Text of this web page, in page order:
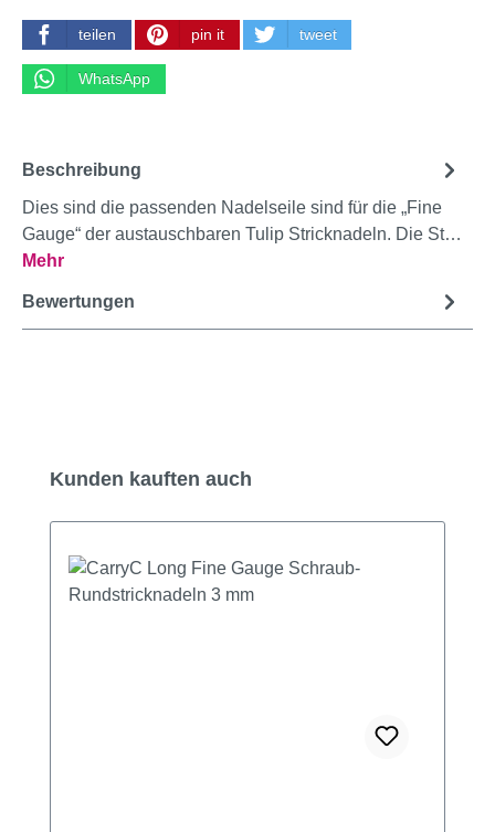
teilen pin it tweet
WhatsApp
Beschreibung
Dies sind die passenden Nadelseile sind für die „Fine
Gauge“ der austauschbaren Tulip Stricknadeln. Die St…
Mehr
Bewertungen
Produktgalerie überspringen
Kunden kauften auch